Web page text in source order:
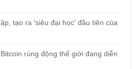
tạo ra 'siêu đại học' đầu tiên của
rúng động thế giới đang diễn